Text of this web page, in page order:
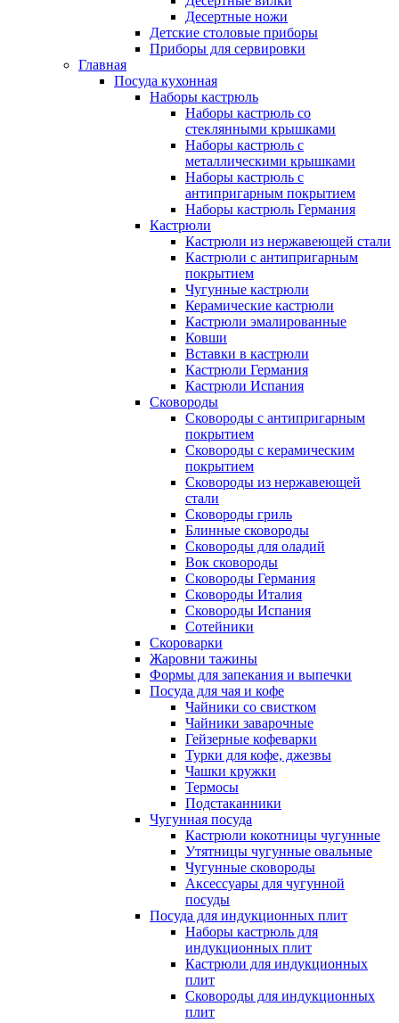
Десертные ножи
Детские столовые приборы
Приборы для сервировки
Главная
Посуда кухонная
Наборы кастрюль
Наборы кастрюль со
стеклянными крышками
Наборы кастрюль с
металлическими крышками
Наборы кастрюль с
антипригарным покрытием
Наборы кастрюль Германия
Кастрюли
Кастрюли из нержавеющей стали
Кастрюли с антипригарным
покрытием
Чугунные кастрюли
Керамические кастрюли
Кастрюли эмалированные
Ковши
Вставки в кастрюли
Кастрюли Германия
Кастрюли Испания
Сковороды
Сковороды с антипригарным
покрытием
Сковороды с керамическим
покрытием
Сковороды из нержавеющей
стали
Сковороды гриль
Блинные сковороды
Сковороды для оладий
Вок сковороды
Сковороды Германия
Сковороды Италия
Сковороды Испания
Сотейники
Скороварки
Жаровни тажины
Формы для запекания и выпечки
Посуда для чая и кофе
Чайники со свистком
Чайники заварочные
Гейзерные кофеварки
Турки для кофе, джезвы
Чашки кружки
Термосы
Подстаканники
Чугунная посуда
Кастрюли кокотницы чугунные
Утятницы чугунные овальные
Чугунные сковороды
Аксессуары для чугунной
посуды
Посуда для индукционных плит
Наборы кастрюль для
индукционных плит
Кастрюли для индукционных
плит
Сковороды для индукционных
плит